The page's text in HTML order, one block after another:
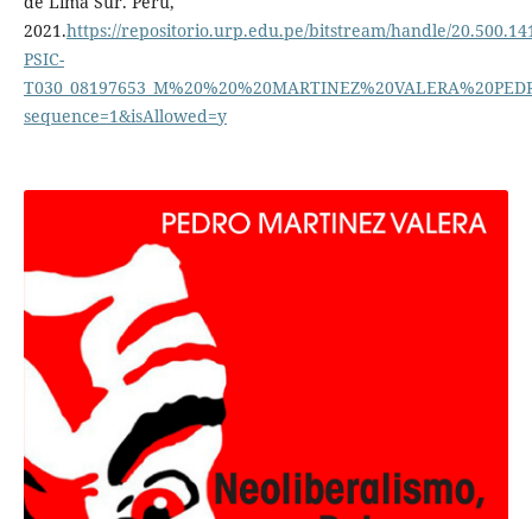
2021.https://repositorio.urp.edu.pe/bitstream/handle/
PSIC-
sequence=1&isAllowed=y